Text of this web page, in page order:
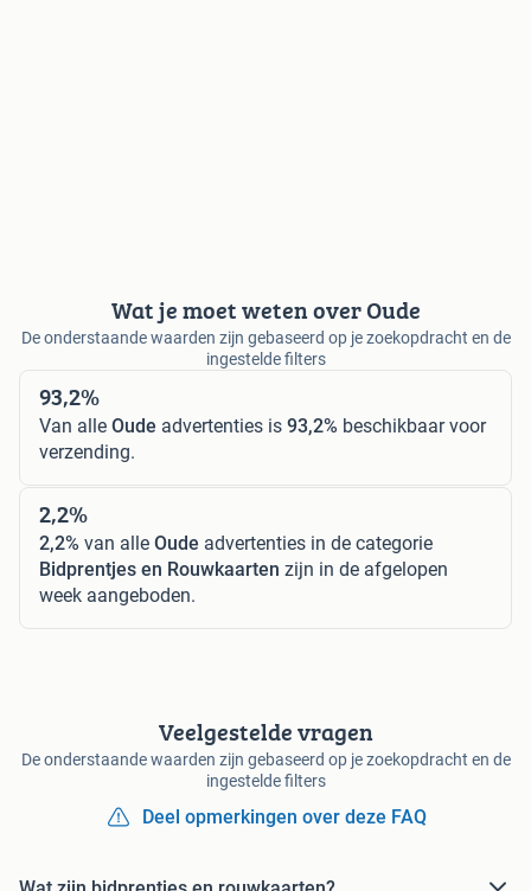
Wat je moet weten over Oude
De onderstaande waarden zijn gebaseerd op je zoekopdracht en de
ingestelde filters
93,2%
Van alle Oude advertenties is 93,2% beschikbaar voor
verzending.
2,2%
2,2% van alle Oude advertenties in de categorie
Bidprentjes en Rouwkaarten zijn in de afgelopen
week aangeboden.
Veelgestelde vragen
De onderstaande waarden zijn gebaseerd op je zoekopdracht en de
ingestelde filters
Deel opmerkingen over deze FAQ